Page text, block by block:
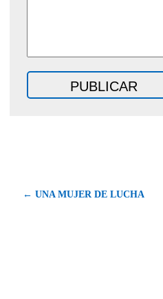
← UNA MUJER DE LUCHA